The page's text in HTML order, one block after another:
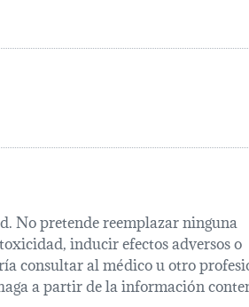
No pretende reemplazar ninguna
inducir efectos adversos o
consultar al médico u otro
a partir de la información